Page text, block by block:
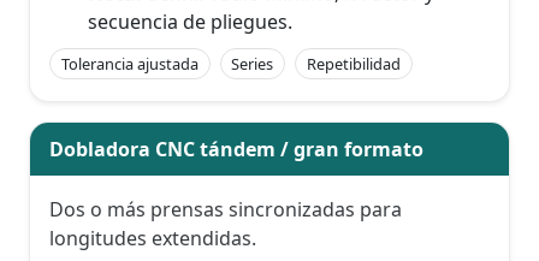
secuencia de pliegues.
Tolerancia ajustada Series Repetibilidad
Dobladora CNC tándem / gran formato
Dos o más prensas sincronizadas para
longitudes extendidas.